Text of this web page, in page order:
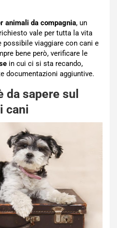
animali da compagnia, un
vale per tutta la vita
possibile viaggiare con cani e
bene però, verificare le
in cui ci si sta recando,
documentazioni aggiuntive.
da sapere sul
cani